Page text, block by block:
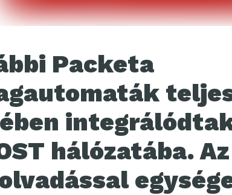
Packeta
hálózatába. Az